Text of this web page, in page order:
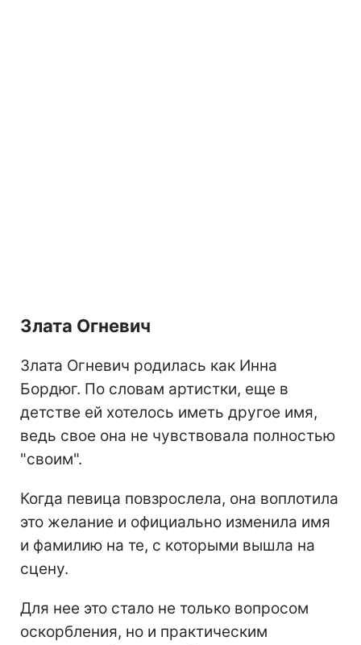
Злата Огневич
Злата Огневич родилась как Инна
Бордюг. По словам артистки, еще в
детстве ей хотелось иметь другое имя,
ведь свое она не чувствовала полностью
"своим".
Когда певица повзрослела, она воплотила
это желание и официально изменила имя
и фамилию на те, с которыми вышла на
сцену.
Для нее это стало не только вопросом
оскорбления, но и практическим